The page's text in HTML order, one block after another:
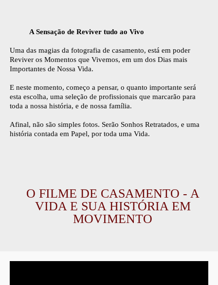
A Sensação de Reviver tudo ao Vivo
Uma das magias da fotografia de casamento, está em poder
Reviver os Momentos que Vivemos, em um dos Dias mais
Importantes de Nossa Vida.
E neste momento, começo a pensar, o quanto importante será
esta escolha, uma seleção de profissionais que marcarão para
toda a nossa história, e de nossa família.
Afinal, não são simples fotos. Serão Sonhos Retratados, e uma
história contada em Papel, por toda uma Vida.
O FILME DE CASAMENTO - A
VIDA E SUA HISTÓRIA EM
MOVIMENTO